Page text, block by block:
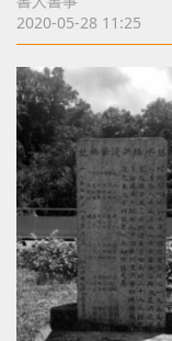
2020-05-28 11:25